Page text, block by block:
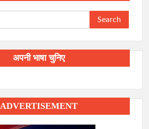
Search
for:
अपनी भाषा चुनिए
ADVERTISEMENT